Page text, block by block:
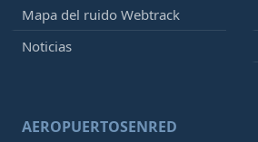
Mapa del ruido Webtrack
Noticias
AEROPUERTOSENRED